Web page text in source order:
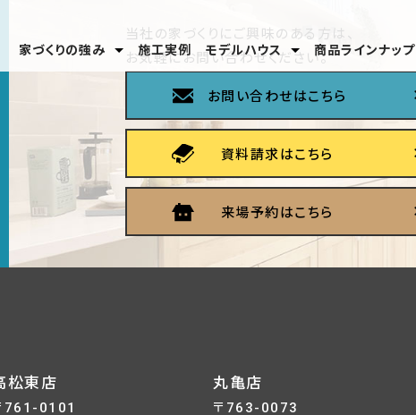
家づくりの強み
安心のテクノロジー
家づくりの流れ
施工実例 モデルハウス
高松東店
丸亀店
分譲モデルハウス
商品ラインナップ
当社の家づくりにご興味のある方は、
お気軽にお問い合わせください。
お問い合わせはこちら
資料請求はこちら
来場予約はこちら
松東店
761-0101
丸亀店
〒763-0073